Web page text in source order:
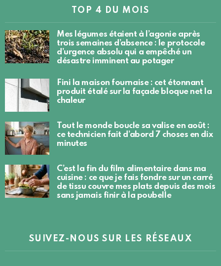
TOP 4 DU MOIS
Mes légumes étaient à l’agonie après
trois semaines d’absence : le protocole
d’urgence absolu qui a empêché un
désastre imminent au potager
Fini la maison fournaise : cet étonnant
produit étalé sur la façade bloque net la
chaleur
Tout le monde boucle sa valise en août :
ce technicien fait d’abord 7 choses en dix
minutes
C’est la fin du film alimentaire dans ma
cuisine : ce que je fais fondre sur un carré
de tissu couvre mes plats depuis des mois
sans jamais finir à la poubelle
SUIVEZ-NOUS SUR LES RÉSEAUX